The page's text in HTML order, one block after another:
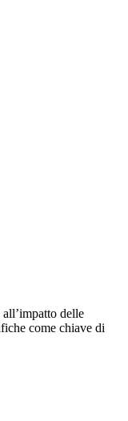
delle
come chiave di